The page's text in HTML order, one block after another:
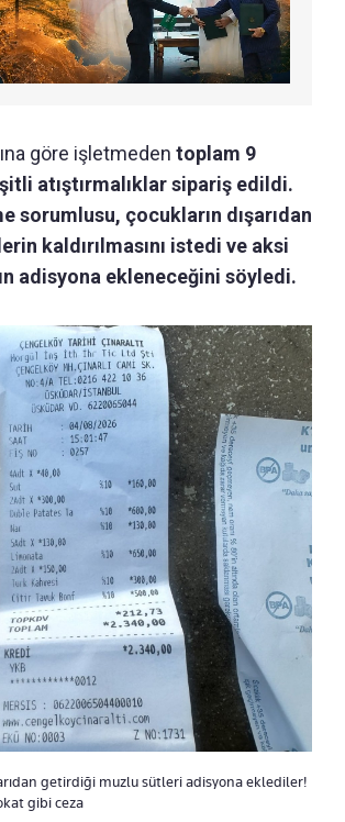
göre işletmeden toplam 9
atıştırmalıklar sipariş edildi.
sorumlusu, çocukların dışarıdan
kaldırılmasını istedi ve aksi
adisyona ekleneceğini söyledi.
getirdiği muzlu sütleri adisyona eklediler!
gibi ceza